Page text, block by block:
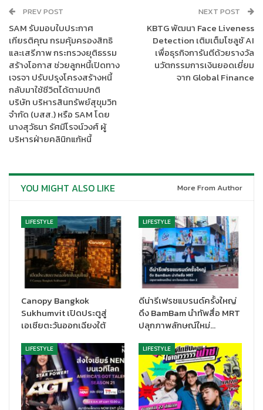
ชีวิตแล้วต้องไม่เกิน 100,000 บาท ส่วนประกันชีวิตแบบบำนาญ
สามารถนำเบี้ยประกันชีวิตที่ชำระไปหักลดหย่อนภาษีได้สูงสุดถึง
200,000 บาท โดยต้องไม่เกิน 15% ของเงินได้ที่ต้องเสียภาษี
อย่างไรก็ตาม หากไม่ได้ใช้สิทธิลดหย่อนเบี้ยประกันชีวิตทั่วไป สามารถ
ใช้สิทธิลดหย่อนประกันชีวิตแบบบำนาญได้สูงสุด 300,000 บาท โดย
เงินจำนวนนี้เมื่อนำไปรวมกับกองทุนรวมเพื่อการเลี้ยงชีพ (RMF)
กองทุนรวมเพื่อการออม (SSF) กองทุนสำรองเลี้ยงชีพ (PVD) /
กองทุนสงเคราะห์ครูโรงเรียนเอกชน กองทุนบำเหน็จบำนาญราชการ
(กบข.) กองทุนการออมแห่งชาติ (กอช.) เมื่อรวมกันทั้งหมดต้องไม่เกิน
500,000 บาท
ลดหย่อนเท่าที่จ่ายจริง แต่ไม่เกิน 15,000 บาท ทั้งนี้ บิดามารดาของผู้มี
ต้องเป็นไปตามประกาศกรมสรรพากร
สำหรับประชาชนตัดสินใจทำประกันชีวิต ประกันบำนาญ และประกัน
สุขภาพ โปรดอย่าลืมแจ้งความประสงค์ในการใช้สิทธิลดหย่อนภาษี
จากเบี้ยประกันชีวิตไปยังบริษัทประกันชีวิต เพื่อเป็นการแสดงความ
ยินยอม (consent) ให้บริษัทนำส่งข้อมูลการชำระเบี้ยประกันชีวิตให้
กับกรมสรรพากรตามแนวทางที่กรมสรรพากรกำหนด มิเช่นนั้นผู้เอา
ประกันภัยจะไม่สามารถใช้สิทธิลดหย่อนภาษีจากเบี้ยประกันชีวิตฉบับ
ในโอกาสนี้ ขอแนะนำเพิ่มเติมสำหรับผู้เอาประกันภัยที่ใช้สิทธิลดหย่อน
ภาษีไปแล้ว หากมีการยกเลิกหรือเวนคืนกรมธรรม์ที่ใช้ลดหย่อนภาษี
ก่อนเกณฑ์ที่กรมสรรพากรกำหนด จะถือว่า ไม่ปฏิบัติตามหลักเกณฑ์
ของกฎหมาย ผู้เอาประกันภัยจะต้องเสียภาษีเงินได้เพิ่มเติมของปีภาษี
PREV POST
SAM รับมอบใบประกาศ
เกียรติคุณ กรมคุ้มครองสิทธิ
และเสรีภาพ กระทรวงยุติธรรม
สร้างโอกาส ช่วยลูกหนี้เปิดทาง
เจรจา ปรับปรุงโครงสร้างหนี้
กลับมาใช้ชีวิตได้ตามปกติ
บริษัท บริหารสินทรัพย์สุขุมวิท
จำกัด (บสส.) หรือ SAM โดย
นางสุวัธนา รัศมีโรจน์วงศ์ ผู้
บริหารฝ่ายคลินิกแก้หนี้
NEXT POST
KBTG พัฒนา Face Liveness
Detection เติมเต็มโซลูชั AI
เพื่อธุรกิจการันตีด้วยรางวัล
นวัตกรรมการเงินยอดเยี่ยม
จาก Global Finance
YOU MIGHT ALSO LIKE More From Author
LIFESTYLE
Canopy Bangkok
Sukhumvit เปิดประตูสู่
เอเชียตะวันออกเฉียงใต้
LIFESTYLE
ดีน่ารีเฟรชแบรนด์ครั้งใหญ่
ดึง BamBam นำทัพสื่อ MRT
ปลุกภาพลักษณ์ใหม่…
LIFESTYLE LIFESTYLE